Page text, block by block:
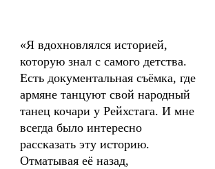
«Я вдохновлялся историей,
которую знал с самого детства.
Есть документальная съёмка, где
армяне танцуют свой народный
танец кочари у Рейхстага. И мне
всегда было интересно
рассказать эту историю.
Отматывая её назад,